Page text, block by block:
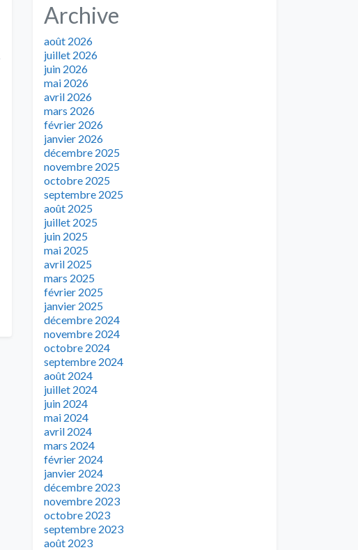
Archive
août 2026
juillet 2026
juin 2026
mai 2026
avril 2026
mars 2026
février 2026
janvier 2026
décembre 2025
novembre 2025
octobre 2025
septembre 2025
août 2025
juillet 2025
juin 2025
mai 2025
avril 2025
mars 2025
février 2025
janvier 2025
décembre 2024
novembre 2024
octobre 2024
septembre 2024
août 2024
juillet 2024
juin 2024
mai 2024
avril 2024
mars 2024
février 2024
janvier 2024
décembre 2023
novembre 2023
octobre 2023
septembre 2023
août 2023